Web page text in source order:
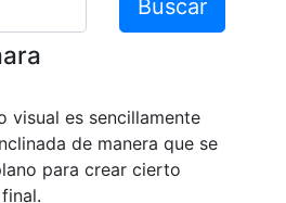
Buscar
visual es sencillamente
de manera que se
para crear cierto